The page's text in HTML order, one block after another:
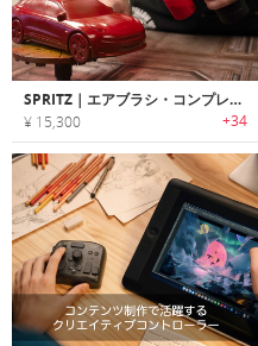
SPRITZ｜エアブラシ・コンプレッサーとしても使えるスプレーガン
¥ 15,300 +34